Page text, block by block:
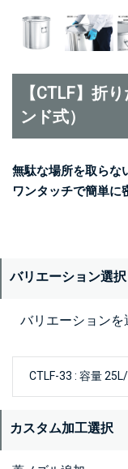
【CTLF】折
ンド式）
無駄な場所を取らな
ワンタッチで簡単に
バリエーション選択
バリエーション
カスタム加工選択